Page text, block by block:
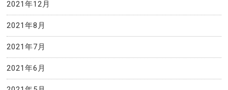
2021年12月
2021年8月
2021年7月
2021年6月